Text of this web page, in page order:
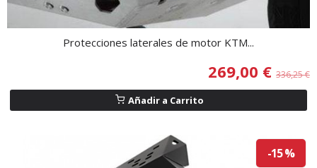
Protecciones laterales de motor KTM...
269,00 € 336,25 €
Añadir a Carrito
-15 %